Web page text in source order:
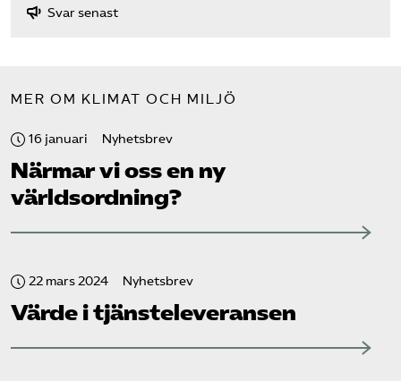
Svar senast
MER OM KLIMAT OCH MILJÖ
16 januari Nyhetsbrev
Närmar vi oss en ny
världsordning?
22 mars 2024 Nyhetsbrev
Värde i tjänsteleveransen